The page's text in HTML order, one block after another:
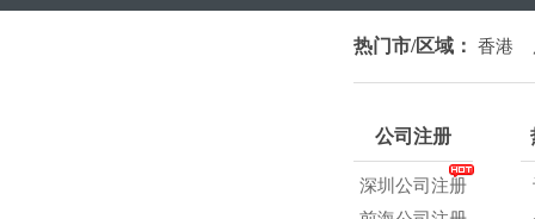
热门市/区域： 香港
公司注册
深圳公司注册